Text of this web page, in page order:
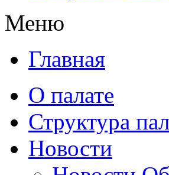
Меню
Главная
О палате
Структура
Новости